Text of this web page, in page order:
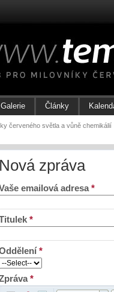
Galerie Články
červeného světla a vůně chemikálií
Nová zpráva
emailová adresa*
*
*
*